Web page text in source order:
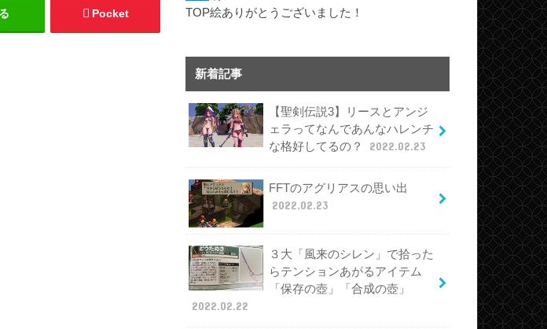
Pocket
TOP絵ありがとうございました！
新着記事
【聖剣伝説3】リースとアンジ
ェラってなんであんなハレンチ
な格好してるの？
2022.02.23
FFTのアグリアスの思い出
2022.02.23
３大「風来のシレン」で拾った
らテンションあがるアイテム
「保存の壺」「合成の壺」
2022.02.22